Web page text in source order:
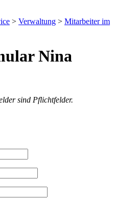
> Verwaltung > Mitarbeiter im
Nina
sind Pflichtfelder.